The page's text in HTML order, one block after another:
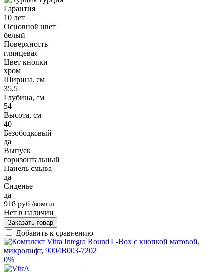
Гарантия
10 лет
Основной цвет
белый
Поверхность
глянцевая
Цвет кнопки
хром
Ширина, см
35,5
Глубина, см
54
Высота, см
40
Безободковый
да
Выпуск
горизонтальный
Панель смыва
да
Сиденье
да
918 руб /компл
Нет в наличии
Заказать товар
Добавить к сравнению
0%